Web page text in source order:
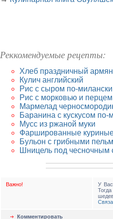
Реккомендуемые рецепты:
Хлеб праздничный
Кулич английский
Рис с сыром по-милански
Рис с морковью и
Мармелад
Баранина с кускусом по-
Мусс из ржаной муки
Фаршированные
Бульон с грибными
Шницель под чесночным
Важно!
У Вас
Комментировать